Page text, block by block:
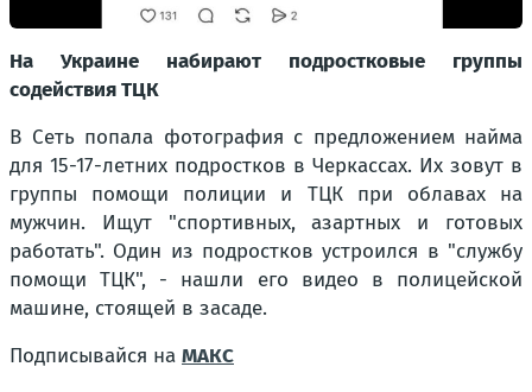
На Украине набирают подростковые группы
содействия ТЦК
В Сеть попала фотография с предложением найма
для 15-17-летних подростков в Черкассах. Их зовут в
группы помощи полиции и ТЦК при облавах на
мужчин. Ищут "спортивных, азартных и готовых
работать". Один из подростков устроился в "службу
помощи ТЦК", - нашли его видео в полицейской
машине, стоящей в засаде.
Подписывайся на МАКС